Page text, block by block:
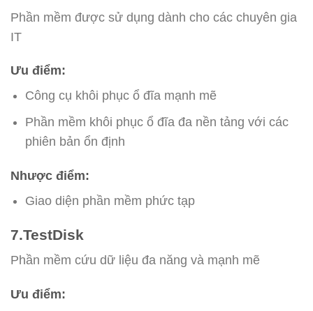
Phần mềm được sử dụng dành cho các chuyên gia
IT
Ưu điểm:
Công cụ khôi phục ổ đĩa mạnh mẽ
Phần mềm khôi phục ổ đĩa đa nền tảng với các
phiên bản ổn định
Nhược điểm:
Giao diện phần mềm phức tạp
7.TestDisk
Phần mềm cứu dữ liệu đa năng và mạnh mẽ
Ưu điểm: